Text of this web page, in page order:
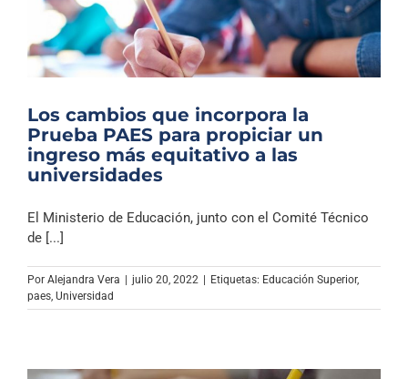
Los cambios que incorpora la
Prueba PAES para propiciar un
ingreso más equitativo a las
universidades
El Ministerio de Educación, junto con el Comité Técnico
de [...]
Por Alejandra Vera | julio 20, 2022 | Etiquetas: Educación Superior,
paes Universidad